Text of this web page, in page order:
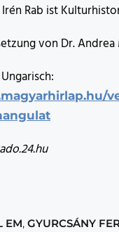
Rab ist
von Dr.
, GYURCSÁNY